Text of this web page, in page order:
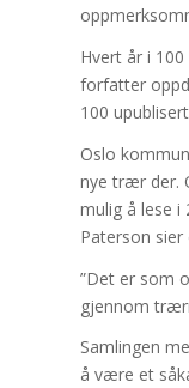
Hvert år i
forfatter
100
Oslo
nye trær der.
mulig å lese
Paterson sier
”Det er som
gjennom
Samlingen
å være et